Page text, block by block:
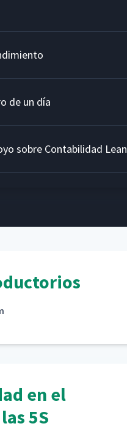
de un día
sobre Contabilidad Lean
en el
5S